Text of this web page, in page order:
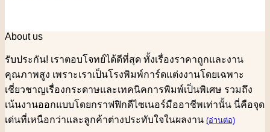
About us
รับประกัน! เราตอบโจทย์ได้ดีที่สุด ทั้งเรื่องราคาถูกและงาน
คุณภาพสูง เพราะเราเป็นโรงพิมพ์การ์ดแต่งงานโดยเฉพาะ
เชี่ยวชาญเรื่องกระดาษและเทคนิคการพิมพ์เป็นพิเศษ รวมถึง
เน้นงานออกแบบโดยกราฟฟิกดีไซเนอร์มืออาชีพเท่านั้น นี่คือจุด
เด่นที่เหนือกว่าและลูกค้าต่างประทับใจในผลงาน (อ่านต่อ)